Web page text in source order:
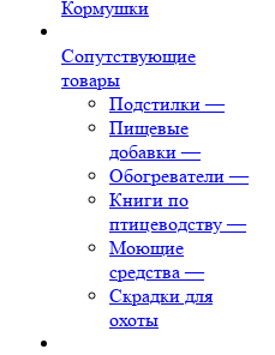
Кормушки
Сопутствующие
товары
Подстилки —
Пищевые
добавки —
Обогреватели —
Книги по
птицеводству —
Моющие
средства —
Скрадки для
охоты